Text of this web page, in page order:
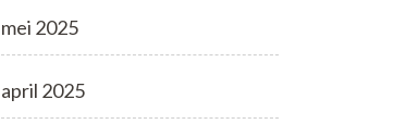
mei 2025
april 2025